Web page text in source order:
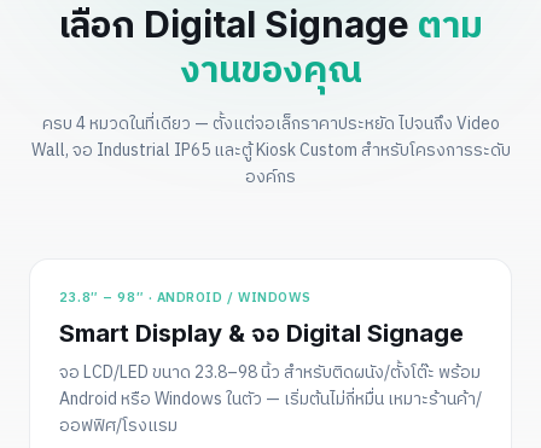
เลือก Digital Signage ตาม
งานของคุณ
ครบ 4 หมวดในที่เดียว — ตั้งแต่จอเล็กราคาประหยัด ไปจนถึง Video
Wall, จอ Industrial IP65 และตู้ Kiosk Custom สำหรับโครงการระดับ
องค์กร
01 ยอดนิยม
23.8″ – 98″ · ANDROID / WINDOWS
Smart Display & จอ Digital Signage
จอ LCD/LED ขนาด 23.8–98 นิ้ว สำหรับติดผนัง/ตั้งโต๊ะ พร้อม
Android หรือ Windows ในตัว — เริ่มต้นไม่กี่หมื่น เหมาะร้านค้า/
ออฟฟิศ/โรงแรม